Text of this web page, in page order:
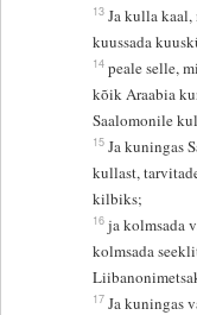
13 Ja kulla
kuussada
14 peale selle,
kõik Araabia
Saalomonile
15 Ja kuningas
kullast,
kilbiks;
16 ja kolmsada
kolmsada
17 Ja kuningas